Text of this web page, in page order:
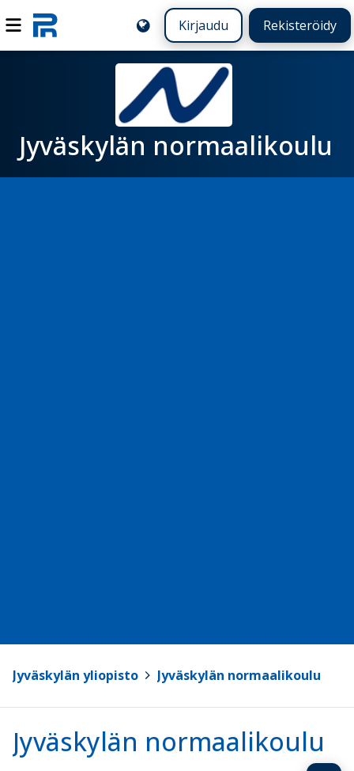
Kirjaudu Rekisteröidy
Jyväskylän normaalikoulu
Jyväskylän yliopisto Jyväskylän normaalikoulu
Jyväskylän normaalikoulu